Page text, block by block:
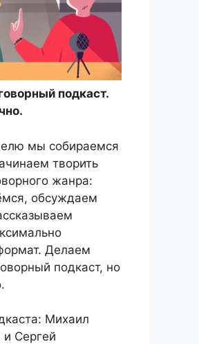
подкаст.
мы собираемся
творить
жанра:
обсуждаем
Делаем
подкаст, но
Михаил
Сергей